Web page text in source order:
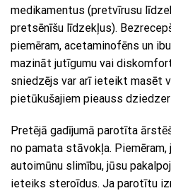
medikamentus (pretvīrusu
pretsēnīšu līdzekļus).
piemēram, acetaminofēns un
mazināt jutīgumu vai
sniedzējs var arī ieteikt masēt
pietūkušajiem pieauss
Pretējā gadījumā parotīta
no pamata stāvokļa.
autoimūnu slimību, jūsu
ieteiks steroīdus. Ja parotītu